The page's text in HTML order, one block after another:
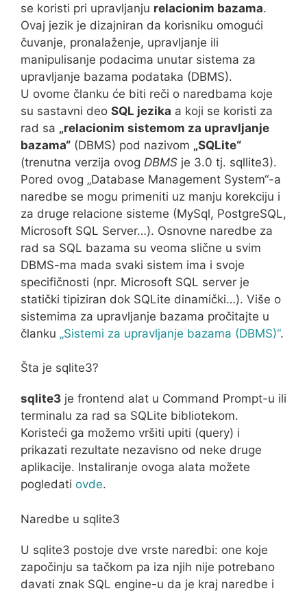
se koristi pri upravljanju relacionim bazama.
Ovaj jezik je dizajniran da korisniku omogući
čuvanje, pronalaženje, upravljanje ili
manipulisanje podacima unutar sistema za
upravljanje bazama podataka (DBMS).
U ovome članku će biti reči o naredbama koje
su sastavni deo SQL jezika a koji se koristi za
rad sa „relacionim sistemom za upravljanje
bazama“ (DBMS) pod nazivom „SQLite“
(trenutna verzija ovog DBMS je 3.0 tj. sqllite3).
Pored ovog „Database Management System“-a
naredbe se mogu primeniti uz manju korekciju i
za druge relacione sisteme (MySql, PostgreSQL,
Microsoft SQL Server…). Osnovne naredbe za
rad sa SQL bazama su veoma slične u svim
DBMS-ma mada svaki sistem ima i svoje
specifičnosti (npr. Microsoft SQL server je
statički tipiziran dok SQLite dinamički…). Više o
sistemima za upravljanje bazama pročitajte u
članku „Sistemi za upravljanje bazama (DBMS)“.
Šta je sqlite3?
sqlite3 je frontend alat u Command Prompt-u ili
terminalu za rad sa SQLite bibliotekom.
Koristeći ga možemo vršiti upiti (query) i
prikazati rezultate nezavisno od neke druge
aplikacije. Instaliranje ovoga alata možete
pogledati ovde.
Naredbe u sqlite3
U sqlite3 postoje dve vrste naredbi: one koje
započinju sa tačkom pa iza njih nije potrebano
davati znak SQL engine-u da je kraj naredbe i